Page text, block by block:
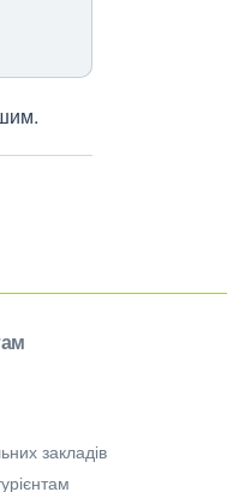
закладів